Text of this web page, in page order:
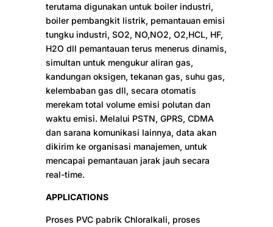
terutama digunakan untuk boiler industri,
boiler pembangkit listrik, pemantauan emisi
tungku industri, SO2, NO,NO2, O2,HCL, HF,
H2O dll pemantauan terus menerus dinamis,
simultan untuk mengukur aliran gas,
kandungan oksigen, tekanan gas, suhu gas,
kelembaban gas dll, secara otomatis
merekam total volume emisi polutan dan
waktu emisi. Melalui PSTN, GPRS, CDMA
dan sarana komunikasi lainnya, data akan
dikirim ke organisasi manajemen, untuk
mencapai pemantauan jarak jauh secara
real-time.
APPLICATIONS
Proses PVC pabrik Chloralkali, proses